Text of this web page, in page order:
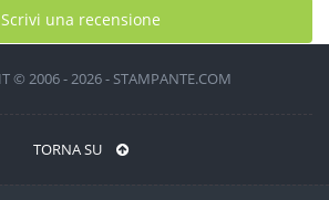
Scrivi una recensione
© 2006 - 2026 - STAMPANTE.COM
TORNA SU